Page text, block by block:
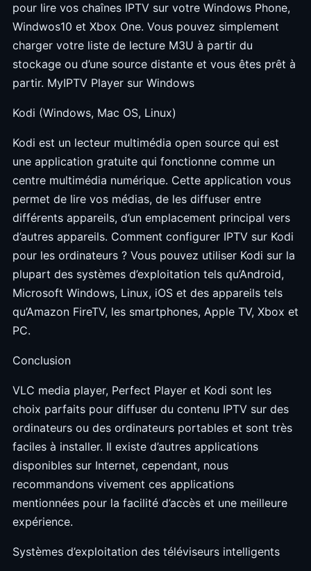
pour lire vos chaînes IPTV sur votre Windows Phone,
Windwos10 et Xbox One. Vous pouvez simplement
charger votre liste de lecture M3U à partir du
stockage ou d’une source distante et vous êtes prêt à
partir. MyIPTV Player sur Windows
Kodi (Windows, Mac OS, Linux)
Kodi est un lecteur multimédia open source qui est
une application gratuite qui fonctionne comme un
centre multimédia numérique. Cette application vous
permet de lire vos médias, de les diffuser entre
différents appareils, d’un emplacement principal vers
d’autres appareils. Comment configurer IPTV sur Kodi
pour les ordinateurs ? Vous pouvez utiliser Kodi sur la
plupart des systèmes d’exploitation tels qu’Android,
Microsoft Windows, Linux, iOS et des appareils tels
qu’Amazon FireTV, les smartphones, Apple TV, Xbox et
PC.
Conclusion
VLC media player, Perfect Player et Kodi sont les
choix parfaits pour diffuser du contenu IPTV sur des
ordinateurs ou des ordinateurs portables et sont très
faciles à installer. Il existe d’autres applications
disponibles sur Internet, cependant, nous
recommandons vivement ces applications
mentionnées pour la facilité d’accès et une meilleure
expérience.
Systèmes d’exploitation des téléviseurs intelligents